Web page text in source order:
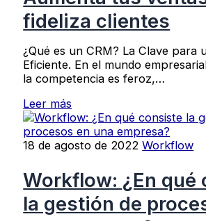
fideliza clientes
¿Qué es un CRM? La Clave para
Eficiente. En el mundo
la competencia es feroz,…
Leer más
18 de agosto de 2022Workflow
Workflow: ¿En qué
la gestión de